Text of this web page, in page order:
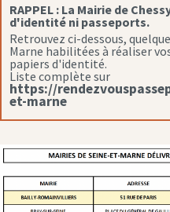
RAPPEL : La Mairie de
d'identité ni passeports.
Retrouvez ci-dessous,
Marne habilitées à réaliser
papiers d'identité.
Liste complète sur
https://
et-marne